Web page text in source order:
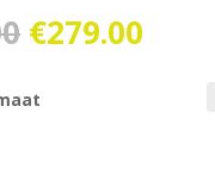
prijs
was:
€550.00.
€279.00